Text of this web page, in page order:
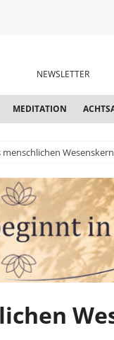
NEWSLETTER
MEDITATION